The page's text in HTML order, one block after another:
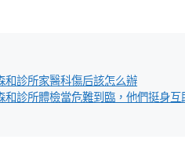
和診所家醫科傷后該怎么辦
和診所體檢當危難到臨，他們挺身互